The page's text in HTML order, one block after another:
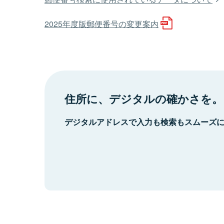
2025年度版郵便番号の変更案内
住所に、デジタルの確かさを。
デジタルアドレスで入力も検索もスムーズ